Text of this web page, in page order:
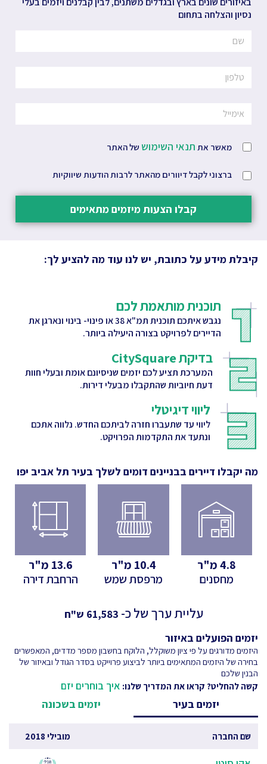
נסיון והצלחה בתחום
מאשר את תנאי השימוש של האתר
ברצוני לקבל דיוורים מהאתר לרבות הודעות שיווקיות
קבלו הצעות מיזמים מתאימים
קיבלת מידע על כתובת, יש לנו עוד מה להציע לך:
תוכנית מותאמת לכם
נגבש איתכם תוכנית תמ"א 38 או פינוי- בינוי ונארגן את
הדיירים לפרויקט בצורה היעילה ביותר.
בדיקת CitySquare
המערכת תציע לכם יזמים שניסיונם אומת ובעלי חוות
דעת חיוביות שהתקבלו מבעלי דירות.
ליווי דיגיטלי
ליווי עד שתעברו חזרה לביתכם החדש. נלווה אתכם
ונתעד את התקדמות הפרויקט.
מה יקבלו דיירים בבניינים דומים לשלך בעיר תל אביב יפו
4.8מ"ר
מחסנים
10.4 מ"ר
מרפסת שמש
13.6 מ"ר
הרחבת דירה
עליית ערך של כ-
ש"ח
יזמים הפועלים באיזור
היזמים מדורגים על פי ציון משוקלל, הלוקח בחשבון מספר מדדים, המאפשרים
בחירה של היזמים המתאימים ביותר לביצוע פרוייקט בסדר הגודל ובאיזור של
הבנין שלכם
קשה להחליט? קראו את המדריך שלנו: איך בוחרים יזם
יזמים בעיר
יזמים בשכונה
שם החברה מובילי 2018